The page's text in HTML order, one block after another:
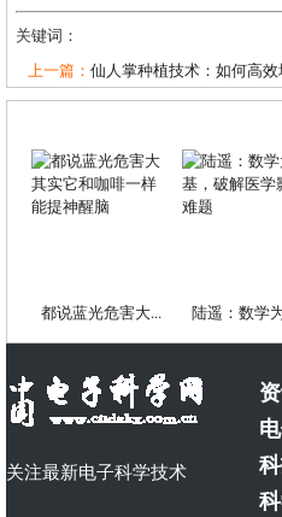
关键词：
上一篇： 仙人掌种植技术：如何高效
都说蓝光危害大... 陆遥：数学
关注最新电子科学技术